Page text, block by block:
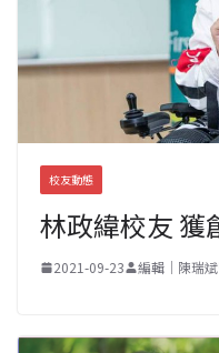
校友動態
林政緯校友 獲
2021-09-23 編輯｜陳瑞斌